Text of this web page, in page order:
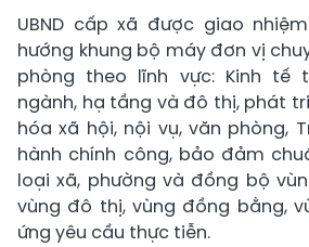
UBND cấp xã được giao
hướng khung bộ máy đơn vị
phòng theo lĩnh vực: Kinh tế
ngành, hạ tầng và đô thị, phát
hóa xã hội, nội vụ, văn phòng,
hành chính công, bảo đảm
loại xã, phường và đồng bộ
vùng đô thị, vùng đồng bằng,
ứng yêu cầu thực tiễn.